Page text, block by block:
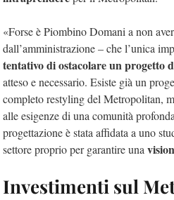
«Forse è Piombino Domani a non
dall’amministrazione – che l’unica
tentativo di ostacolare un progetto
atteso e necessario. Esiste già un
completo restyling del Metropolitan,
alle esigenze di una comunità
progettazione è stata affidata a uno
settore proprio per garantire una
Investimenti sul